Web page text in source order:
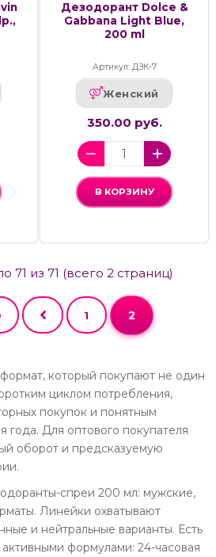
Дезодорант Dolce &
Gabbana Light Blue,
200 ml
Артикул: ДЗК-7
Женский
350.00 руб.
В КОРЗИНУ
71 из 71 (всего 2 страниц)
1 2
который покупают не один
циклом потребления,
покупок и понятным
Для оптового покупателя
оборот и предсказуемую
спреи 200 мл: мужские,
Линейки охватывают
и нейтральные варианты. Есть
формулами: 24-часовая